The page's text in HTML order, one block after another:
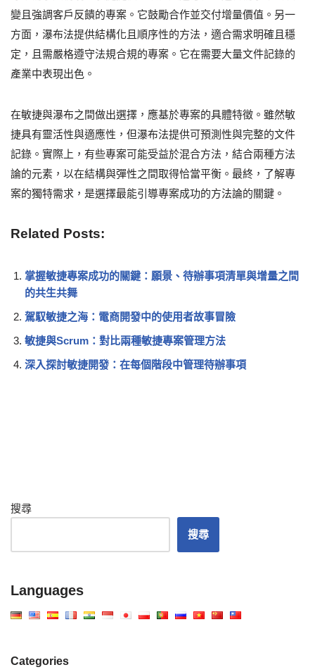
變且強調客戶反饋的專案。它鼓勵合作並交付增量價值。另一
方面，瀑布法提供結構化且順序性的方法，適合需求明確且穩
定，且需嚴格遵守法規合規的專案。它在需要大量文件記錄的
產業中表現出色。
在敏捷與瀑布之間做出選擇，應基於專案的具體特徵。雖然敏
捷具有靈活性與適應性，但瀑布法提供可預測性與完整的文件
記錄。實際上，有些專案可能受益於混合方法，結合兩種方法
論的元素，以在結構與彈性之間取得恰當平衡。最終，了解專
案的獨特需求，是選擇最能引導專案成功的方法論的關鍵。
Related Posts:
掌握敏捷專案成功的關鍵：願景、待辦事項清單與增量之間
的共生共舞
駕馭敏捷之海：電商開發中的使用者故事冒險
敏捷與Scrum：對比兩種敏捷專案管理方法
深入探討敏捷開發：在每個階段中管理待辦事項
搜尋
搜尋
Languages
Categories